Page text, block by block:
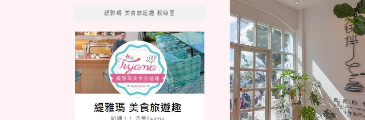
緹雅瑪 美食旅遊趣 粉絲團